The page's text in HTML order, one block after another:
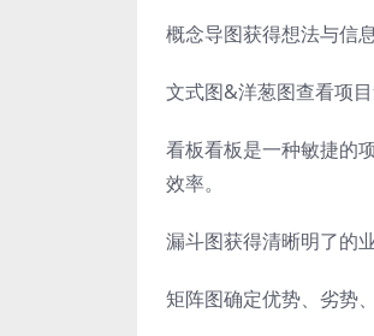
概念导图获得想法与信
文式图&洋葱图查看项
看板看板是一种敏捷的
效率。
漏斗图获得清晰明了的
矩阵图确定优势、劣势